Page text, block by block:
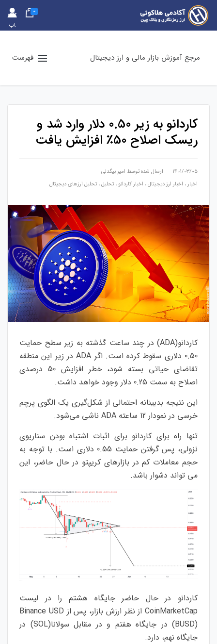
حس
اب
0
مرجع آموزش بازار مالی و ارز دیجیتال فهرست
کاردانو به زیر 0.50 دلار وارد شد و
ریسک اصلاح 50٪ افزایش یافت
۱۴۰۱/۰۳/۰۵ ارسال شده توسط امیر بیگدلی
اخبار ، اخبار ارز دیجیتال، اخبار کاردانو ، تحلیل، تحلیل ارزهای دیجیتال
کاردانو(ADA) در چند ساعت گذشته به زیر سطح حمایت
0.50 دلاری سقوط کرده است. اگر ADA در زیر این منطقه
تقاضای حیاتی بسته شود، خطر افزایش 50 درصدی
اصلاح به سمت 0.25 دلار وجود خواهد داشت.
این نتیجه بدبینانه احتمالی از شکل‌گیری یک الگوی پرچم
خرسی در نمودار 12 ساعته ADA ناشی می‌شود.
تنها راه برای کاردانو برای اثبات اشتباه بودن سناریوی
نزولی، پس گرفتن حمایت 0.55 دلاری است. با توجه به
حجم معاملات کم در بازارهای کریپتو در حال حاضر، این
می تواند دشوار باشد.
کاردانو در حال حاضر جایگاه هشتم را در لیست
CoinMarketCap از نظر ارزش بازار، پس از Binance USD
(BUSD) در جایگاه هفتم و در مقابل سولانا(SOL) در
جایگاه نهم، دارد.